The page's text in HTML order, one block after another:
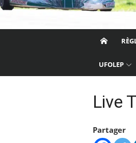
UFOLEP
Live
Partager